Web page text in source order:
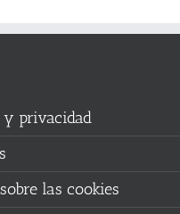
y privacidad
las cookies